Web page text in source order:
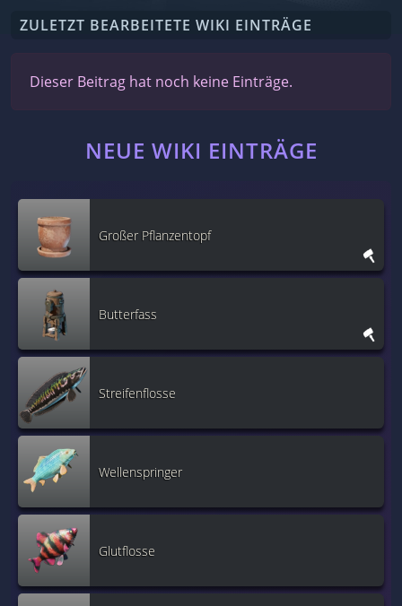
ZULETZT BEARBEITETE WIKI EINTRÄGE
Dieser Beitrag hat noch keine Einträge.
NEUE WIKI EINTRÄGE
Großer Pflanzentopf
Butterfass
Streifenflosse
Wellenspringer
Glutflosse